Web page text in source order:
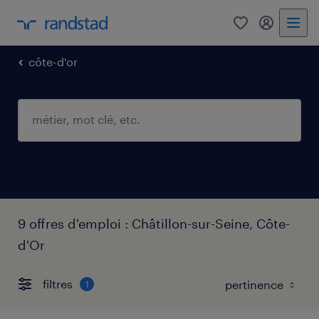
0 mon
côte-d'or
9 offres d'emploi : Châtillon-sur-Seine, Côte-
d'Or
filtres 1